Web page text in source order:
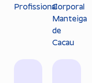
ProfissionalCorporal
Manteiga
de
Cacau